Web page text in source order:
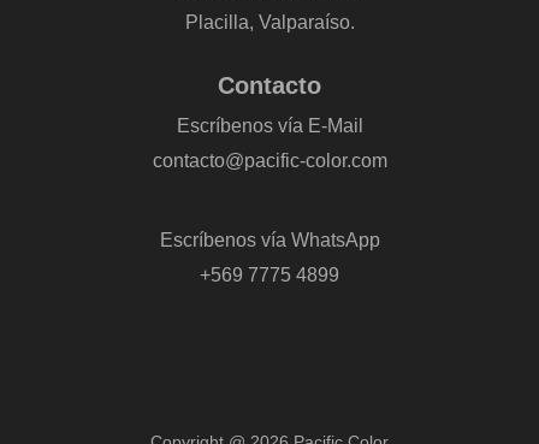
Placilla, Valparaíso.
Contacto
Escríbenos vía E-Mail
contacto@pacific-color.com
Escríbenos vía WhatsApp
+569 7775 4899